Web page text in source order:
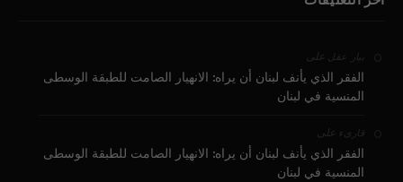
بيار عقل على
الفقر الذي يأنف لبنان أن يراه: الانهيار الصامت للطبقة الوسطى
المنسية في لبنان
قارىء على
الفقر الذي يأنف لبنان أن يراه: الانهيار الصامت للطبقة الوسطى
المنسية في لبنان